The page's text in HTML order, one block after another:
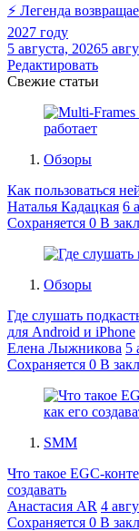
⚡ Легенда
2027 году
5 августа, 20265
Редактировать
Свежие статьи
Обзоры
Как пользоваться
Наталья Кадацкая 6
Сохраняется 0 В
Обзоры
Где слушать
для Android и iPhone
Елена Лыжникова 5
Сохраняется 0 В
SMM
Что такое EGC-
создавать
Анастасия AR 4
Сохраняется 0 В